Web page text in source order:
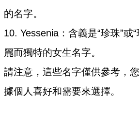
的名字。
10. Yessenia：含義是“珍珠”或
麗而獨特的女生名字。
請注意，這些名字僅供參考，
據個人喜好和需要來選擇。